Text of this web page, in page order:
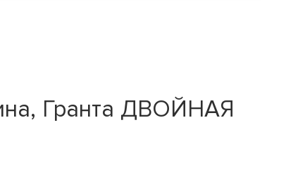
Гранта ДВОЙНАЯ